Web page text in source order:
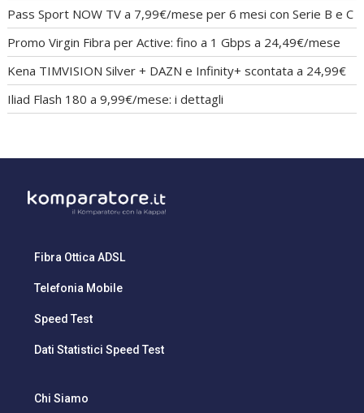
Pass Sport NOW TV a 7,99€/mese per 6 mesi con Serie B e C
Promo Virgin Fibra per Active: fino a 1 Gbps a 24,49€/mese
Kena TIMVISION Silver + DAZN e Infinity+ scontata a 24,99€
Iliad Flash 180 a 9,99€/mese: i dettagli
Fibra Ottica ADSL
Telefonia Mobile
Speed Test
Dati Statistici Speed Test
Chi Siamo